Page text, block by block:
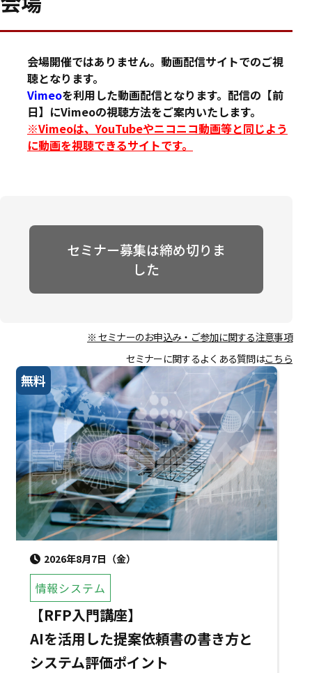
会場開催ではありません。動画配信サイトでのご視
聴となります。
Vimeoを利用した動画配信となります。配信の【前
日】にVimeoの視聴方法をご案内いたします。
※Vimeoは、YouTubeやニコニコ動画等と同じよう
に動画を視聴できるサイトです。
セミナー募集は締め切りま
した
※ セミナーのお申込み・ご参加に関する注意事項
セミナーに関するよくある質問はこちら
無料
2026年8月7日（金）
情報システム
【RFP入門講座】
AIを活用した提案依頼書の書き方と
システム評価ポイント